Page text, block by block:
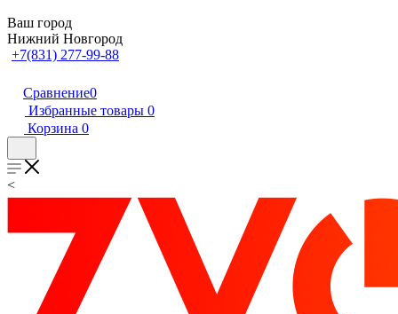
Ваш город
Нижний Новгород
+7(831) 277-99-88
Сравнение0
Избранные товары 0
Корзина 0
<